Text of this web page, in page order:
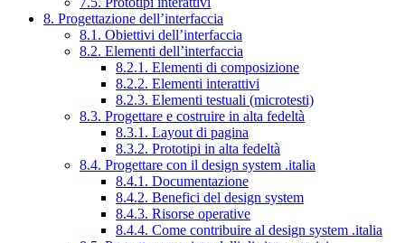
8. Progettazione dell’interfaccia
8.1. Obiettivi dell’interfaccia
8.2. Elementi dell’interfaccia
8.2.1. Elementi di composizione
8.2.2. Elementi interattivi
8.2.3. Elementi testuali (microtesti)
8.3. Progettare e costruire in alta fedeltà
8.3.1. Layout di pagina
8.3.2. Prototipi in alta fedeltà
8.4. Progettare con il design system .italia
8.4.1. Documentazione
8.4.2. Benefici del design system
8.4.3. Risorse operative
8.4.4. Come contribuire al design system .italia